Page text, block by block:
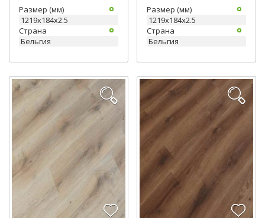
Размер (мм)
1219х184х2.5
Страна
Бельгия
Размер (мм)
1219х184х2.5
Страна
Бельгия